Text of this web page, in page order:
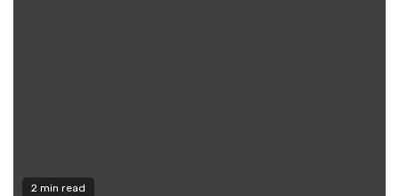
2 min read